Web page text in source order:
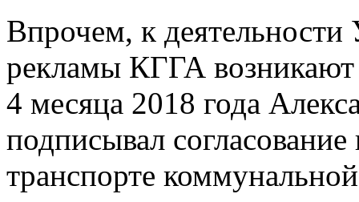
Впрочем, к
рекламы КГГА
4 месяца 2018 года
подписывал
транспорте